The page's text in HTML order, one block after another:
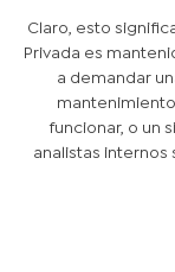
Claro, esto
Privada es
a demandar
funcionar, o un
analistas internos